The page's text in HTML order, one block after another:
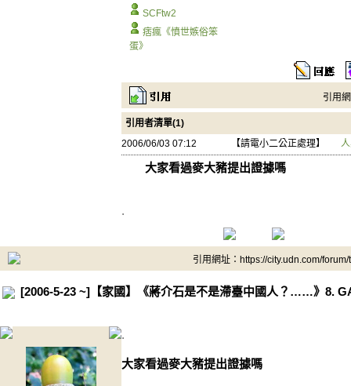
SCFtw2
痞瘋《憤世嫉俗笨
蛋》
引用
引用者清單(1)
2006/06/03 07:12
【請電小二公正處理】
大家看過麥大豬提出證據嗎
.
引用網址：https://city.udn.com/
[2006-5-23 ~]【家國】《蔣介石是不是滯臺中國人？……》8.
.
大家看過麥大豬提出證據嗎